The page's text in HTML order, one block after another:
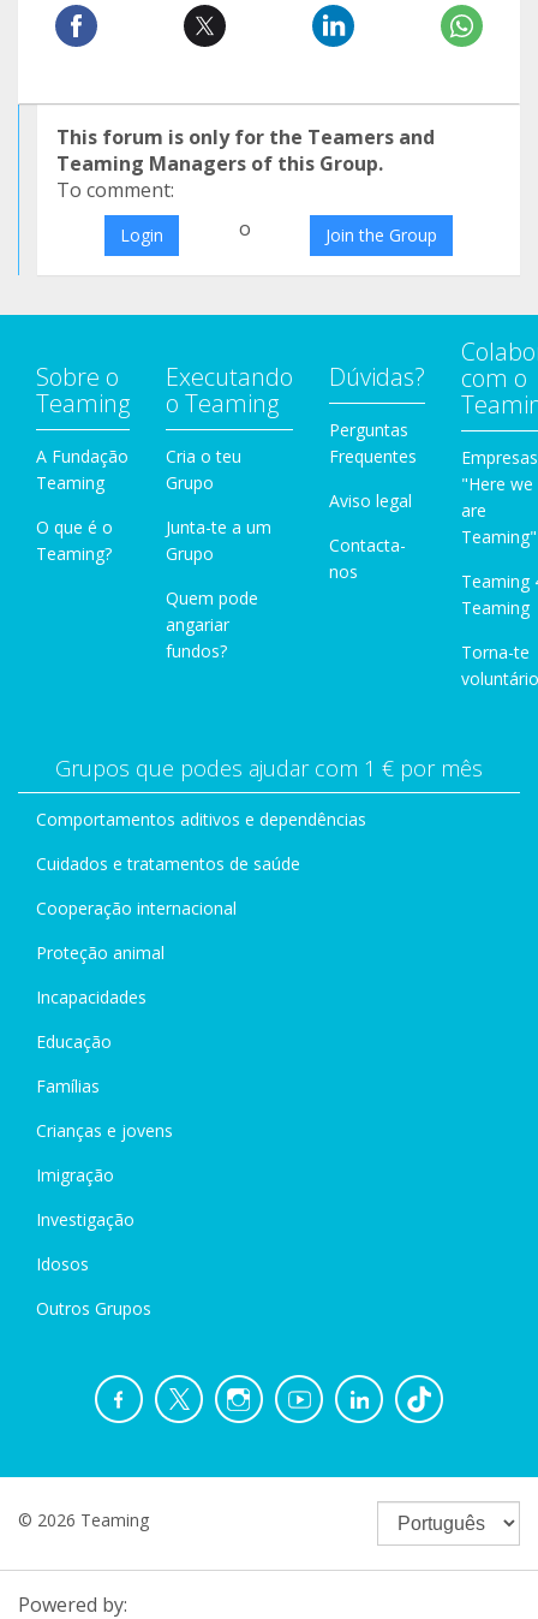
This forum is only for the Teamers and
Teaming Managers of this Group.
To comment:
Login o Join the Group
Sobre o
Teaming
A Fundação
Teaming
O que é o
Teaming?
Executando
o Teaming
Cria o teu
Grupo
Junta-te a um
Grupo
Quem pode
angariar
fundos?
Dúvidas?
Perguntas
Frequentes
Aviso legal
Contacta-
nos
com o
Empresas
"Here we
are
Teaming"
Teaming
Teaming
Torna-te
Grupos que podes ajudar com 1 € por mês
Comportamentos aditivos e dependências
Cuidados e tratamentos de saúde
Cooperação internacional
Proteção animal
Incapacidades
Educação
Famílias
Crianças e jovens
Imigração
Investigação
Idosos
Outros Grupos
© 2026 Teaming
Powered by: